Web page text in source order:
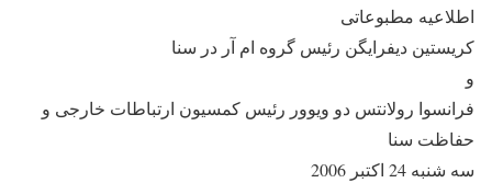
اطلاعیه مطبوعاتی
کریستین دیفرایگن رئیس گروه ام آر در سنا
و
فرانسوا رولانتس دو ویوور رئیس کمسیون ارتباطات خارجی و
حفاظت سنا
سه شنبه 24 اکتبر 2006